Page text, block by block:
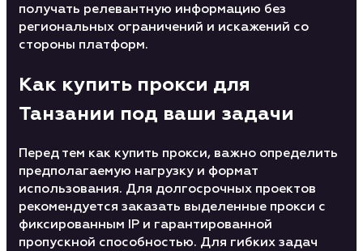
получать релевантную информацию без
региональных ограничений и искажений со
стороны платформ.
Как купить прокси для
Танзании под ваши задачи
Перед тем как купить прокси, важно определить
предполагаемую нагрузку и формат
использования. Для долгосрочных проектов
рекомендуется заказать выделенные прокси с
фиксированным IP и гарантированной
пропускной способностью. Для гибких задач